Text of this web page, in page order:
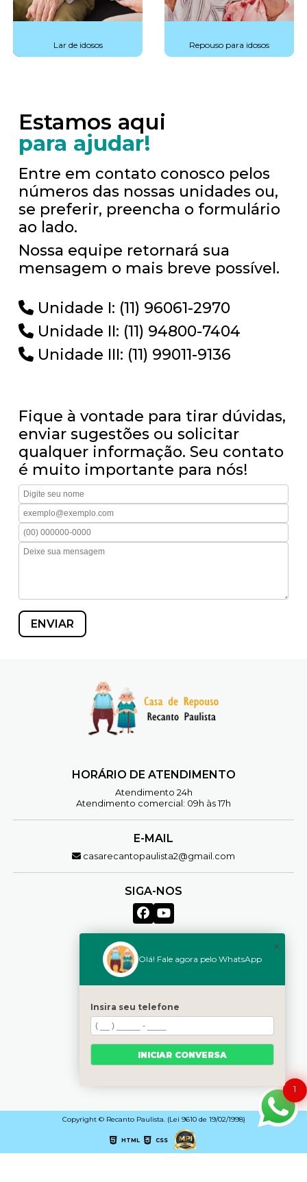
Lar de idosos Repouso para idosos
Estamos aqui
para ajudar!
Entre em contato conosco pelos
números das nossas unidades ou,
se preferir, preencha o formulário
ao lado.
Nossa equipe retornará sua
mensagem o mais breve possível.
Unidade I: (11) 96061-2970
Unidade II: (11) 94800-7404
Unidade III: (11) 99011-9136
Fique à vontade para tirar dúvidas,
enviar sugestões ou solicitar
qualquer informação. Seu contato
é muito importante para nós!
HORÁRIO DE ATENDIMENTO
Atendimento 24h
Atendimento comercial: 09h às 17h
E-MAIL
casarecantopaulista2@gmail.com
SIGA-NOS
MENU
Quem somos
Serviços
Unidades
Contato
Categorias
Copyright © Recanto Paulista. (Lei 9610 de 19/02/1998)
HTML CSS
1
Olá! Fale agora pelo WhatsApp
✕
Insira seu telefone
INICIAR CONVERSA